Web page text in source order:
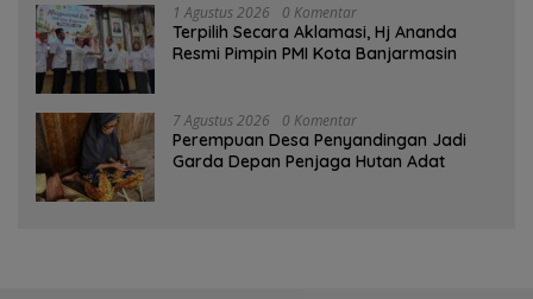
1 Agustus 2026 0 Komentar
‎Terpilih Secara Aklamasi, Hj Ananda
Resmi Pimpin PMI Kota Banjarmasin
7 Agustus 2026 0 Komentar
Perempuan Desa Penyandingan Jadi
Garda Depan Penjaga Hutan Adat